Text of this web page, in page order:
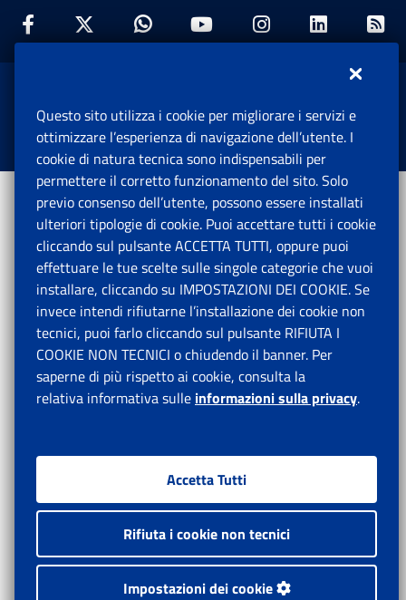
Facebook: Apre una nuova finestra
Twitter: Apre una nuova finestra
Whatsapp: Apre una nuova
Youtube: Apre una
Instagram:
Istituto Nazionale Previdenza Sociale.
Tutti i diritti riservati.
Questo sito utilizza i cookie per migliorare i servizi e
ottimizzare l’esperienza di navigazione dell’utente. I
cookie di natura tecnica sono indispensabili per
permettere il corretto funzionamento del sito. Solo
previo consenso dell’utente, possono essere installati
ulteriori tipologie di cookie. Puoi accettare tutti i cookie
cliccando sul pulsante ACCETTA TUTTI, oppure puoi
effettuare le tue scelte sulle singole categorie che vuoi
installare, cliccando su IMPOSTAZIONI DEI COOKIE. Se
invece intendi rifiutarne l’installazione dei cookie non
tecnici, puoi farlo cliccando sul pulsante RIFIUTA I
COOKIE NON TECNICI o chiudendo il banner. Per
saperne di più rispetto ai cookie, consulta la
relativa informativa sulle informazioni sulla privacy.
Accetta Tutti
Rifiuta i cookie non tecnici
Impostazioni dei cookie